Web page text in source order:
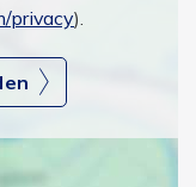
privacy).